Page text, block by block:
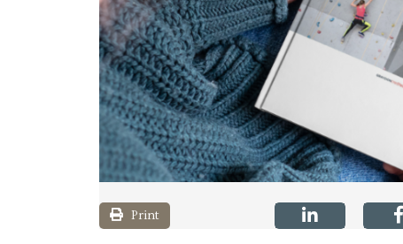
Print